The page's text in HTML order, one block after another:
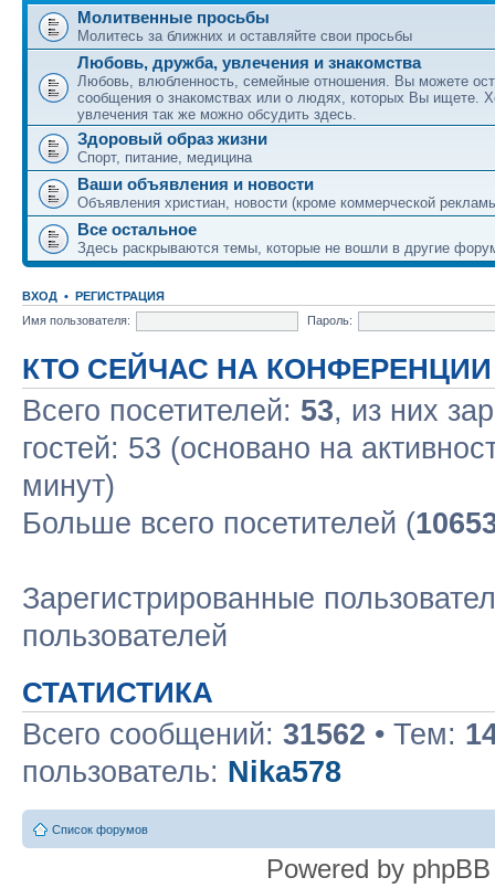
Молитвенные просьбы
Молитесь за ближних и оставляйте свои просьбы
Любовь, дружба, увлечения и знакомства
Любовь, влюбленность, семейные отношения. Вы можете
сообщения о знакомствах или о людях, которых Вы ищете.
увлечения так же можно обсудить здесь.
Здоровый образ жизни
Спорт, питание, медицина
Ваши объявления и новости
Объявления христиан, новости (кроме коммерческой
Все остальное
Здесь раскрываются темы, которые не вошли в другие
ВХОД • РЕГИСТРАЦИЯ
Имя пользователя:
Пароль:
КТО СЕЙЧАС НА КОНФЕРЕНЦИИ
Всего посетителей: 53, из них
гостей: 53 (основано на
минут)
Больше всего посетителей (
Зарегистрированные
пользователей
СТАТИСТИКА
Всего сообщений: 31562 • Тем:
пользователь: Nika578
Список форумов
Powered by